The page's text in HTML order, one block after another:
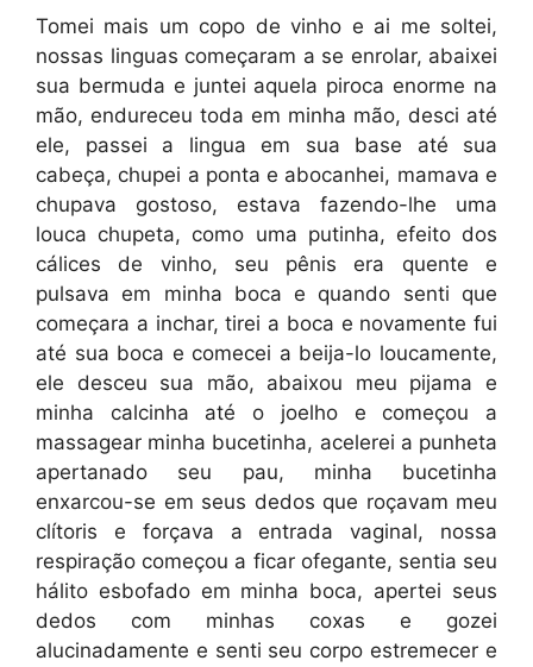
Tomei mais um copo de vinho e ai me soltei,
nossas linguas começaram a se enrolar, abaixei
sua bermuda e juntei aquela piroca enorme na
mão, endureceu toda em minha mão, desci até
ele, passei a lingua em sua base até sua
cabeça, chupei a ponta e abocanhei, mamava e
chupava gostoso, estava fazendo-lhe uma
louca chupeta, como uma putinha, efeito dos
cálices de vinho, seu pênis era quente e
pulsava em minha boca e quando senti que
começara a inchar, tirei a boca e novamente fui
até sua boca e comecei a beija-lo loucamente,
ele desceu sua mão, abaixou meu pijama e
minha calcinha até o joelho e começou a
massagear minha bucetinha, acelerei a punheta
apertanado seu pau, minha bucetinha
enxarcou-se em seus dedos que roçavam meu
clítoris e forçava a entrada vaginal, nossa
respiração começou a ficar ofegante, sentia seu
hálito esbofado em minha boca, apertei seus
dedos com minhas coxas e gozei
alucinadamente e senti seu corpo estremecer e